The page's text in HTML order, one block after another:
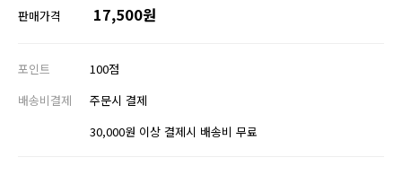
판매가격 17,500원
포인트
100점
배송비결제
주문시 결제
30,000원 이상 결제시 배송비 무료